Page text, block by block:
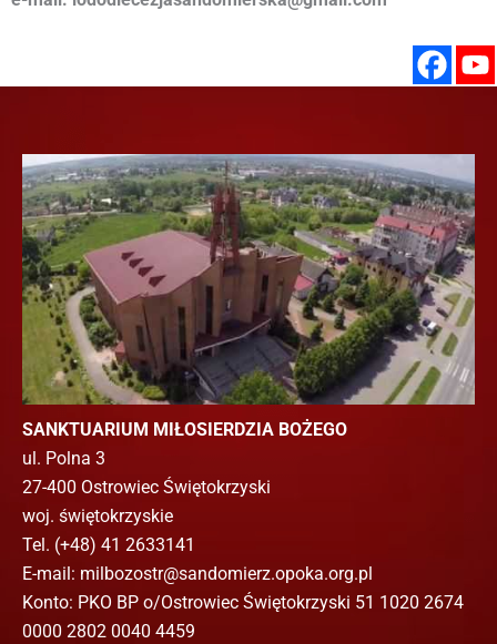
SANKTUARIUM MIŁOSIERDZIA BOŻEGO
ul. Polna 3
27-400 Ostrowiec Świętokrzyski
woj. świętokrzyskie
Tel. (+48) 41 2633141
E-mail: milbozostr@sandomierz.opoka.org.pl
Konto: PKO BP o/Ostrowiec Świętokrzyski 51 1020 2674
0000 2802 0040 4459